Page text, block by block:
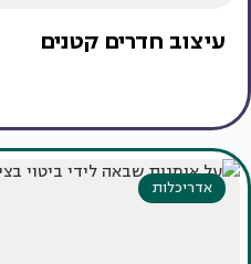
עיצוב חדרים קטנים
אדריכלות